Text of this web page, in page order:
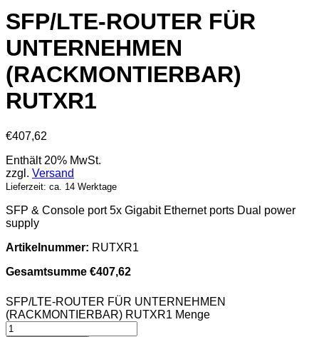
SFP/LTE-ROUTER FÜR
UNTERNEHMEN
(RACKMONTIERBAR)
RUTXR1
€407,62
Enthält 20% MwSt.
zzgl. Versand
Lieferzeit: ca. 14 Werktage
SFP & Console port 5x Gigabit Ethernet ports Dual power
supply
Artikelnummer: RUTXR1
Gesamtsumme €407,62
SFP/LTE-ROUTER FÜR UNTERNEHMEN
(RACKMONTIERBAR) RUTXR1 Menge